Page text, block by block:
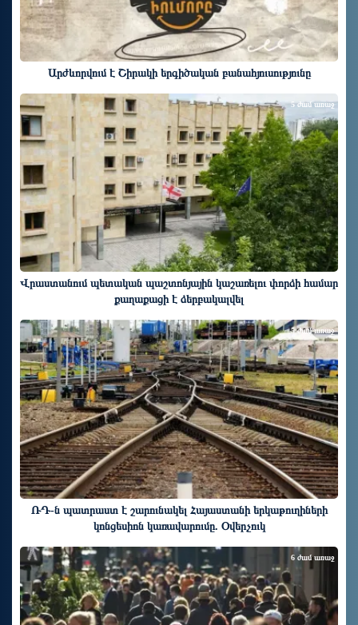
Արժևորվում է Շիրակի երգիծական բանահյուսությունը
Վրաստանում պետական ​​պաշտոնյային կաշառելու փորձի համար
քաղաքացի է ձերբակալվել
5 ժամ առաջ
ՌԴ-ն պատրաստ է շարունակել Հայաստանի երկաթուղիների
կոնցեսիոն կառավարումը. Օվերչուկ
5 ժամ առաջ
6 ժամ առաջ